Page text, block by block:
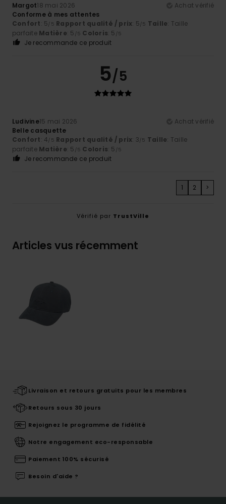
Margot18 mai 2026
Achat vérifié
Conforme à mes attentes
Confort: 5 /5 Rapport qualité / prix: 5 /5 Taille: Taille
parfaite Matière: 5 /5 Coloris: 5 /5
Je recommande ce produit
5/5
Ludivine15 mai 2026
Achat vérifié
Belle casquette
Confort: 4 /5 Rapport qualité / prix: 3 /5 Taille: Taille
parfaite Matière: 5 /5 Coloris: 5 /5
Je recommande ce produit
1 2 >
Vérifié par TrustVille
Articles vus récemment
Livraison et retours gratuits pour les membres
Retours sous 30 jours
Rejoignez le programme de fidélité
Notre engagement eco-responsable
Paiement 100% sécurisé
Besoin d'aide ?